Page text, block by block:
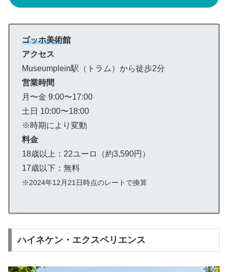
ゴッホ美術館
アクセス
Museumplein駅（トラム）から徒歩2分
営業時間
月〜金 9:00〜17:00
土日 10:00〜18:00
※時期により変動
料金
18歳以上：22ユーロ（約3,590円）
17歳以下：無料
※2024年12月21日時点のレートで換算
ハイネケン・エクスペリエンス